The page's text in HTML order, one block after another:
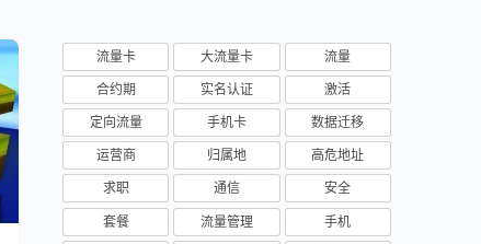
流量卡 大流量卡 流量
合约期 实名认证 激活
定向流量 手机卡 数据迁移
运营商 归属地 高危地址
求职 通信 安全
套餐 流量管理 手机